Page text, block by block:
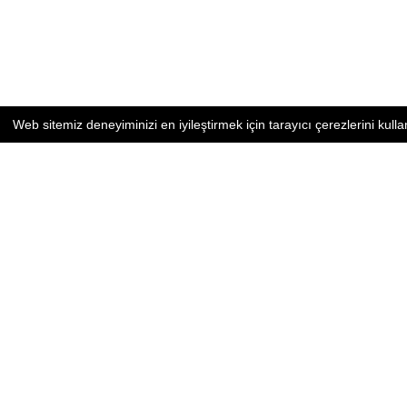
Web sitemiz deneyiminizi en iyileştirmek için tarayıcı çerezlerini
Arifiye Mahallesi, Kıbrıs Şehitleri Cd. No:39